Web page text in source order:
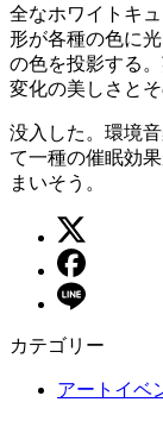
全なホワイトキ
形が各種の色に
の色を投影する
変化の美しさと
没入した。環境
て一種の催眠効
まいそう。
カテゴリー
アートイベ